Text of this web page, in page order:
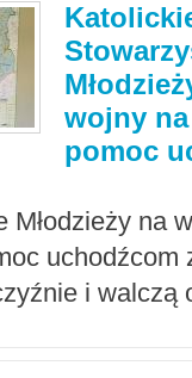
wojny
pomoc
na
uchodźcom
i walczą